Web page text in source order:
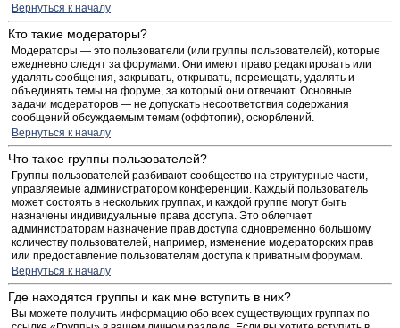
Вернуться к началу
Кто такие модераторы?
Модераторы — это пользователи (или группы пользователей), которые
ежедневно следят за форумами. Они имеют право редактировать или
удалять сообщения, закрывать, открывать, перемещать, удалять и
объединять темы на форуме, за который они отвечают. Основные
задачи модераторов — не допускать несоответствия содержания
сообщений обсуждаемым темам (оффтопик), оскорблений.
Вернуться к началу
Что такое группы пользователей?
Группы пользователей разбивают сообщество на структурные части,
управляемые администратором конференции. Каждый пользователь
может состоять в нескольких группах, и каждой группе могут быть
назначены индивидуальные права доступа. Это облегчает
администраторам назначение прав доступа одновременно большому
количеству пользователей, например, изменение модераторских прав
или предоставление пользователям доступа к приватным форумам.
Вернуться к началу
Где находятся группы и как мне вступить в них?
Вы можете получить информацию обо всех существующих группах по